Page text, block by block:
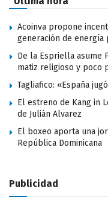
Acoinva propone
generación de
De la Espriella asume
matiz religioso y poco
Tagliafico: «España
El estreno de Kang in
de Julián Alvarez
El boxeo aporta una
República Dominicana
Publicidad